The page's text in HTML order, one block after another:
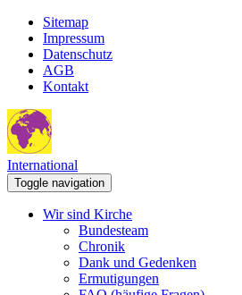
Sitemap
Impressum
Datenschutz
AGB
Kontakt
International
Toggle navigation
Wir sind Kirche
Bundesteam
Chronik
Dank und Gedenken
Ermutigungen